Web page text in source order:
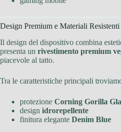
Design Premium e Materiali Resistenti
Il design del dispositivo combina
presenta un rivestimento premium
piacevole al tatto.
Tra le caratteristiche principali
protezione Corning Gorilla
design idrorepellente
finitura elegante Denim Blue